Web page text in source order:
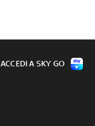
ACCEDI A SKY GO